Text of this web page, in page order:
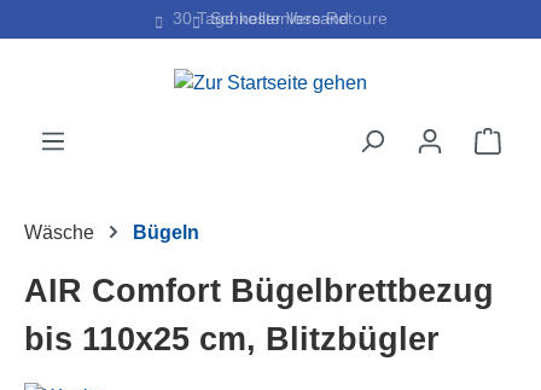
Zum Hauptinhalt springenSchneller Versand
30 Tage kostenlose Retoure
Wäsche Bügeln
AIR Comfort Bügelbrettbezug
bis 110x25 cm, Blitzbügler